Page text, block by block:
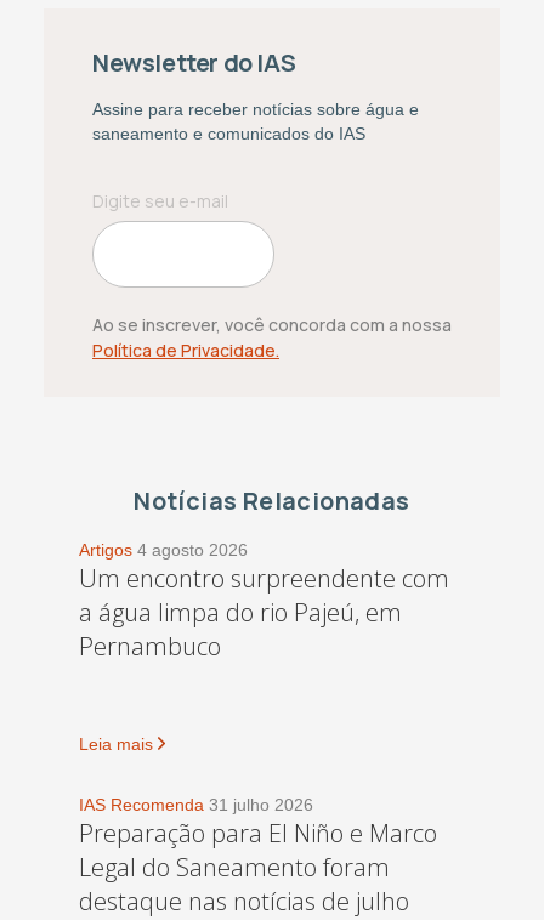
Newsletter do IAS
Assine para receber notícias sobre água e
saneamento e comunicados do IAS
Ao se inscrever, você concorda com a nossa
Política de Privacidade.
Notícias Relacionadas
Artigos 4 agosto 2026
Um encontro surpreendente com
a água limpa do rio Pajeú, em
Pernambuco
Leia mais
IAS Recomenda 31 julho 2026
Preparação para El Niño e Marco
Legal do Saneamento foram
destaque nas notícias de julho